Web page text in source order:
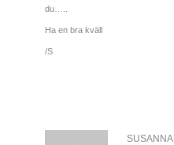
du…..
Ha en bra kväll
/S
SUSANNA